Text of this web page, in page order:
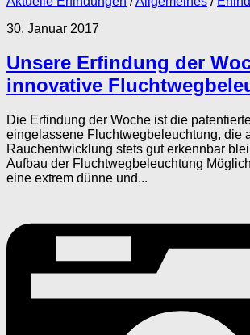
30. Januar 2017
Unsere Erfindung der
innovative
Die Erfindung der Woche ist die
eingelassene Fluchtwegbeleuchtung, die
Rauchentwicklung stets gut erkennbar
Aufbau der Fluchtwegbeleuchtung
eine extrem dünne und...